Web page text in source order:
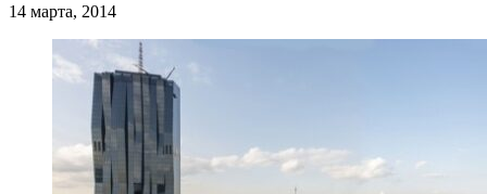
14 марта, 2014